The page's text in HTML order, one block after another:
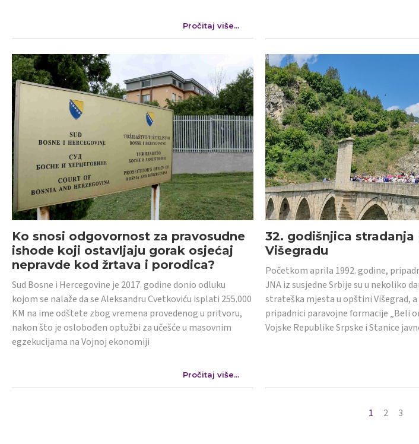
Pročitaj više...
Ko snosi odgovornost za pravosudne
ishode koji ostavljaju gorak osjećaj
nepravde kod žrtava i porodica?
Sud Bosne i Hercegovine je 2017. godine donio odluku
kojom se nalaže da se Aleksandru Cvetkoviću isplati 255.000
KM na ime odštete zbog vremena provedenog u pritvoru,
nakon što je oslobođen optužbi za učešće u masovnim
egzekucijama na Vojnoj ekonomiji
Pročitaj više...
32. godišnjica stradanja
Višegradu
Početkom aprila 1992. godine,
JNA iz susjedne Srbije su u nekoliko
strateška mjesta u opštini Višegrad,
pripadnici paravojne formacije „Beli
Vojske Republike Srpske i Stanice
1 2 3